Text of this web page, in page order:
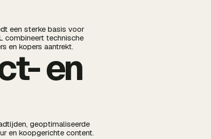
een sterke basis voor
combineert technische
en kopers aantrekt.
en
geoptimaliseerde
en koopgerichte content.